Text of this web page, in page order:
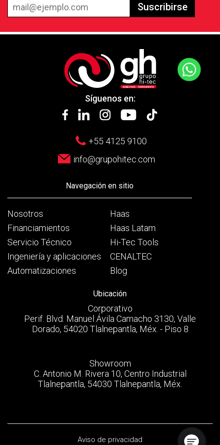
Suscribirse
Síguenos en:
+55 4125 9100
info@grupohitec.com
Navegación en sitio
Nosotros
Financiamientos
Servicio Técnico
Ingeniería y aplicaciones
Automatizaciones
Haas
Haas Latam
Hi-Tec Tools
CENALTEC
Blog
Ubicación
Corporativo
Perif. Blvd. Manuel Ávila Camacho 3130, Valle
Dorado, 54020 Tlalnepantla, Méx. - Piso 8
Showroom
C. Antonio M. Rivera 10, Centro Industrial
Tlalnepantla, 54030 Tlalnepantla, Méx.
Aviso de privacidad